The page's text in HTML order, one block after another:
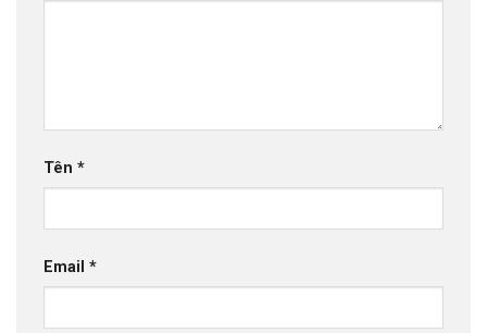
Tên *
Email *